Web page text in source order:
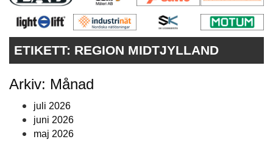
VÅRA ANDRA MAGASIN
ANNONSERA
ETIKETT: REGION MIDTJYLLAND
Arkiv: Månad
juli 2026
juni 2026
maj 2026